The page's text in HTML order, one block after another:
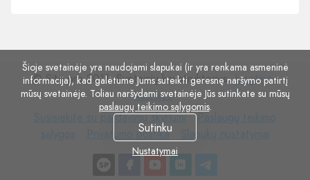
© Site.pro 2011. Svetainių konstruktorius.Jungtinės
Valstijos.
Susisiekite su pardavimų skyriumi
Paslaugų
Paslaugų teikimo
Privatumo politika
Šioje svetainėje yra naudojami slapukai (ir yra renkama asmeninė
informacija), kad galėtume Jums suteikti geresnę naršymo patirtį
mūsų svetainėje. Toliau naršydami svetainėje Jūs sutinkate su mūsų
paslaugų teikimo sąlygomis.
Sutinku
Nustatymai